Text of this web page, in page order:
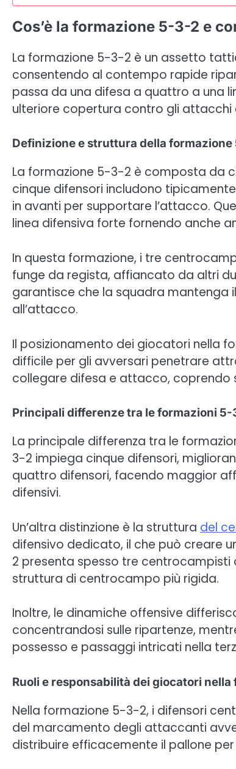
Cos’è la formazione 5-3-2 e
La formazione 5-3-2 è un assetto
consentendo al contempo rapide
passa da una difesa a quattro a una
ulteriore copertura contro gli attacchi
Definizione e struttura della
La formazione 5-3-2 è composta da
cinque difensori includono
in avanti per supportare l’attacco.
linea difensiva forte fornendo anche
In questa formazione, i tre
funge da regista, affiancato da altri
garantisce che la squadra mantenga
all’attacco.
Il posizionamento dei giocatori nella
difficile per gli avversari penetrare
collegare difesa e attacco, coprendo
Principali differenze tra le formazioni
La principale differenza tra le
3-2 impiega cinque difensori,
quattro difensori, facendo maggior
difensivi.
Un’altra distinzione è la struttura del
difensivo dedicato, il che può creare
2 presenta spesso tre
struttura di centrocampo più rigida.
Inoltre, le dinamiche offensive
concentrandosi sulle ripartenze,
possesso e passaggi intricati nella
Ruoli e responsabilità dei giocatori
Nella formazione 5-3-2, i difensori
del marcamento degli attaccanti
distribuire efficacemente il pallone